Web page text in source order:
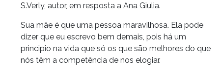
S.Verly, autor, em resposta a Ana Giulia.
Sua mãe é que uma pessoa maravilhosa. Ela pode
dizer que eu escrevo bem demais, pois há um
principio na vida que só os que são melhores do que
nós têm a competência de nos elogiar.